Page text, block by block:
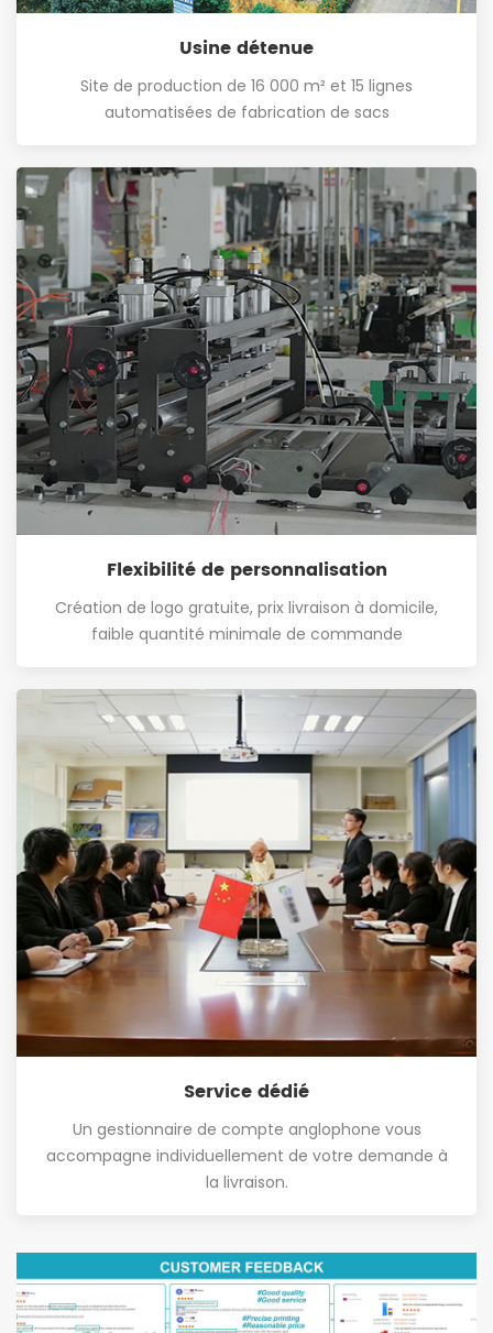
Usine détenue
Site de production de 16 000 m² et 15 lignes
automatisées de fabrication de sacs
Flexibilité de personnalisation
Création de logo gratuite, prix livraison à domicile,
faible quantité minimale de commande
Service dédié
Un gestionnaire de compte anglophone vous
accompagne individuellement de votre demande à
la livraison.